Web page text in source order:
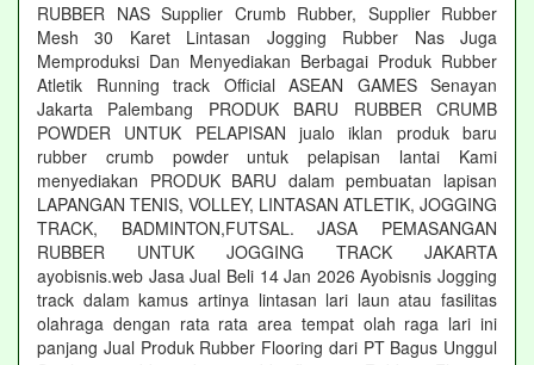
RUBBER NAS Supplier Crumb Rubber, Supplier Rubber
Mesh 30 Karet Lintasan Jogging Rubber Nas Juga
Memproduksi Dan Menyediakan Berbagai Produk Rubber
Atletik Running track Official ASEAN GAMES Senayan
Jakarta Palembang PRODUK BARU RUBBER CRUMB
POWDER UNTUK PELAPISAN jualo iklan produk baru
rubber crumb powder untuk pelapisan lantai Kami
menyediakan PRODUK BARU dalam pembuatan lapisan
LAPANGAN TENIS, VOLLEY, LINTASAN ATLETIK, JOGGING
TRACK, BADMINTON,FUTSAL. JASA PEMASANGAN
RUBBER UNTUK JOGGING TRACK JAKARTA
ayobisnis.web Jasa Jual Beli 14 Jan 2026 Ayobisnis Jogging
track dalam kamus artinya lintasan lari laun atau fasilitas
olahraga dengan rata rata area tempat olah raga lari ini
panjang Jual Produk Rubber Flooring dari PT Bagus Unggul